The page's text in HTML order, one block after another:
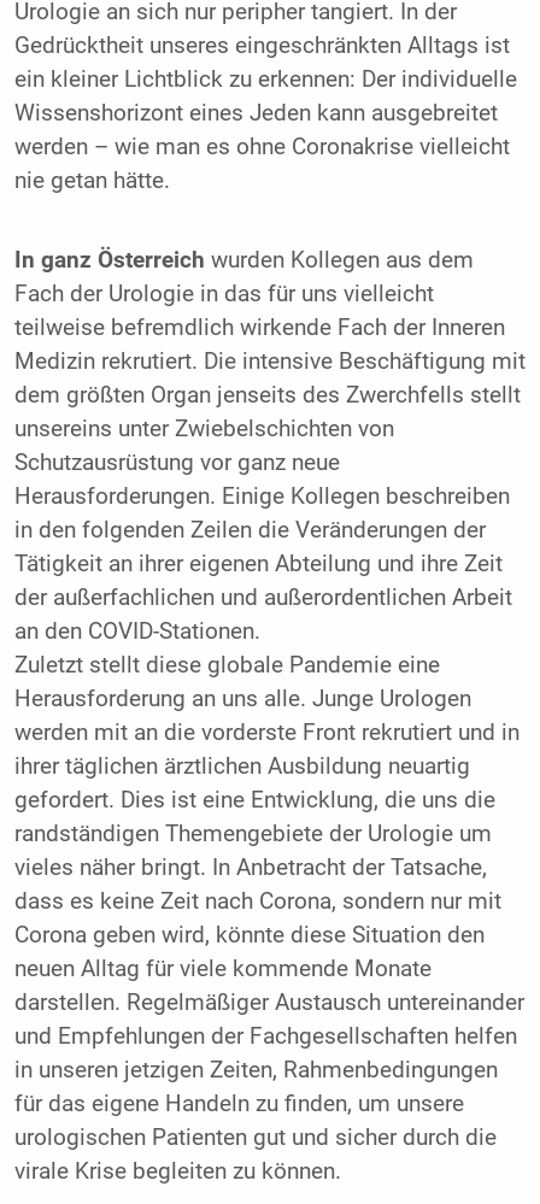
Urologie an sich nur peripher tangiert. In der
Gedrücktheit unseres eingeschränkten Alltags ist
ein kleiner Lichtblick zu erkennen: Der individuelle
Wissenshorizont eines Jeden kann ausgebreitet
werden – wie man es ohne Coronakrise vielleicht
nie getan hätte.
In ganz Österreich wurden Kollegen aus dem
Fach der Urologie in das für uns vielleicht
teilweise befremdlich wirkende Fach der Inneren
Medizin rekrutiert. Die intensive Beschäftigung mit
dem größten Organ jenseits des Zwerchfells stellt
unsereins unter Zwiebelschichten von
Schutzausrüstung vor ganz neue
Herausforderungen. Einige Kollegen beschreiben
in den folgenden Zeilen die Veränderungen der
Tätigkeit an ihrer eigenen Abteilung und ihre Zeit
der außerfachlichen und außerordentlichen Arbeit
an den COVID-Stationen.
Zuletzt stellt diese globale Pandemie eine
Herausforderung an uns alle. Junge Urologen
werden mit an die vorderste Front rekrutiert und in
ihrer täglichen ärztlichen Ausbildung neuartig
gefordert. Dies ist eine Entwicklung, die uns die
randständigen Themengebiete der Urologie um
vieles näher bringt. In Anbetracht der Tatsache,
dass es keine Zeit nach Corona, sondern nur mit
Corona geben wird, könnte diese Situation den
neuen Alltag für viele kommende Monate
darstellen. Regelmäßiger Austausch untereinander
und Empfehlungen der Fachgesellschaften helfen
in unseren jetzigen Zeiten, Rahmenbedingungen
für das eigene Handeln zu finden, um unsere
urologischen Patienten gut und sicher durch die
virale Krise begleiten zu können.